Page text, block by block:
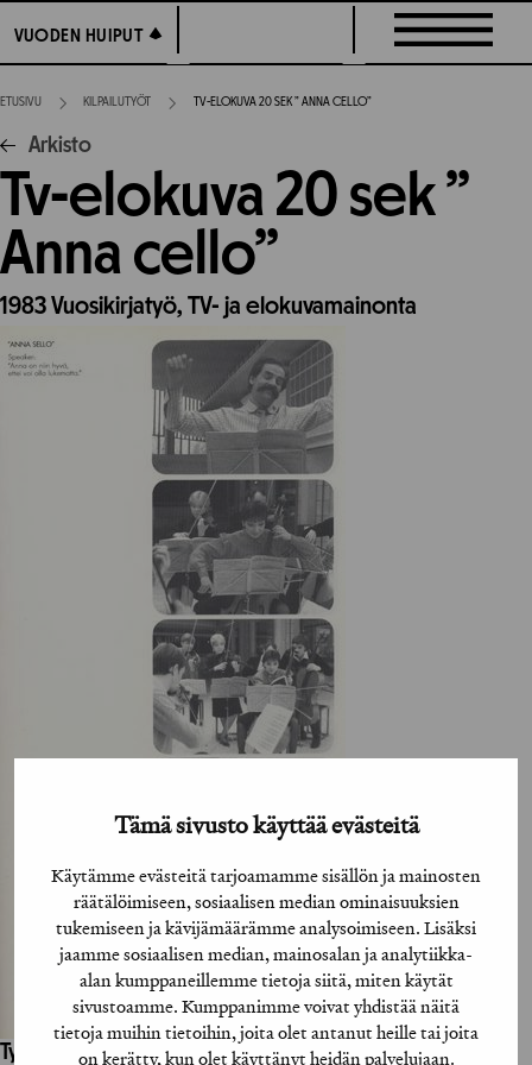
Tämä sivusto käyttää evästeitä
Käytämme evästeitä tarjoamamme sisällön ja mainosten
räätälöimiseen, sosiaalisen median ominaisuuksien
tukemiseen ja kävijämäärämme analysoimiseen. Lisäksi
jaamme sosiaalisen median, mainosalan ja analytiikka-
alan kumppaneillemme tietoja siitä, miten käytät
sivustoamme. Kumppanimme voivat yhdistää näitä
tietoja muihin tietoihin, joita olet antanut heille tai joita
on kerätty, kun olet käyttänyt heidän palvelujaan.
suoraan
sisältöön
VUODEN HUIPUT
VUODEN HUIPUT
ETUSIVU KILPAILUTYÖT TV-ELOKUVA 20 SEK ” ANNA CELLO”
Arkisto
Tv-elokuva 20 sek ”
Anna cello”
1983Vuosikirjatyö, TV- ja elokuvamainonta
Työhön osallistuneet henkilöt / tahot: